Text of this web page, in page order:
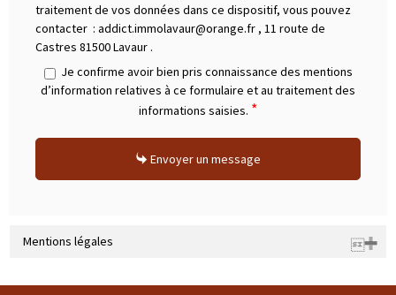
traitement de vos données dans ce dispositif, vous pouvez
contacter : addict.immolavaur@orange.fr , 11 route de
Castres 81500 Lavaur .
Je confirme avoir bien pris connaissance des mentions
d’information relatives à ce formulaire et au traitement des
informations saisies. *
Envoyer un message
Mentions légales